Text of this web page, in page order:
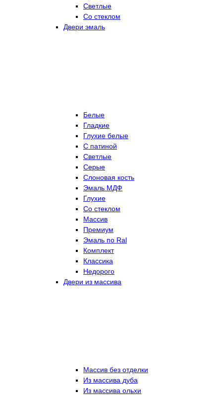
Светлые
Со стеклом
Двери эмаль
Белые
Гладкие
Глухие белые
С патиной
Светлые
Серые
Слоновая кость
Эмаль МДФ
Глухие
Со стеклом
Массив
Премиум
Эмаль по Ral
Комплект
Классика
Недорого
Двери из массива
Массив без отделки
Из массива дуба
Из массива ольхи